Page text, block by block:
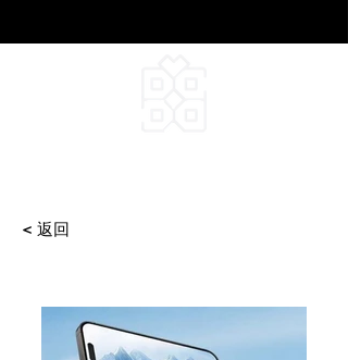
< 返回